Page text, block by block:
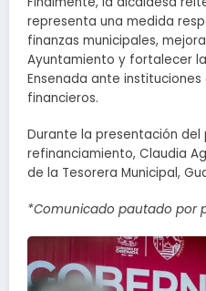
representa una medida
finanzas municipales,
Ayuntamiento y fortalecer
Ensenada ante
financieros.
Durante la presentación
refinanciamiento, Claudia
de la Tesorera Municipal,
*Comunicado pautado por